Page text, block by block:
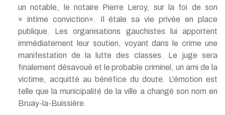
un notable, le notaire Pierre Leroy, sur la foi de son
« intime conviction». Il étale sa vie privée en place
publique. Les organisations gauchistes lui apportent
immédiatement leur soutien, voyant dans le crime une
manifestation de la lutte des classes. Le juge sera
finalement désavoué et le probable criminel, un ami de la
victime, acquitté au bénéfice du doute. L'émotion est
telle que la municipalité de la ville a changé son nom en
Bruay-la-Buissière.